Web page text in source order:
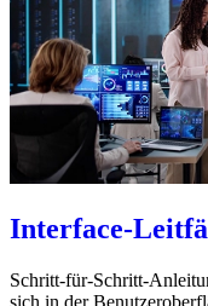
Interface-
Schritt-für-Schritt-
sich in der